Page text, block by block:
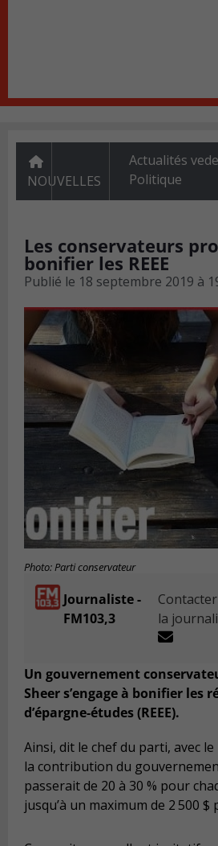
NOUVELLES
Actualités
Politique
Les conservateurs
bonifier les REEE
Publié le 18 septembre 2019 à
Photo: Parti conservateur
Journaliste -
FM103,3
la
Un gouvernement
Sheer s’engage à bonifier les
d’épargne-études (REEE).
Ainsi, dit le chef du parti, avec
la contribution du
passerait de 20 à 30 % pour
jusqu’à un maximum de 2 500 $